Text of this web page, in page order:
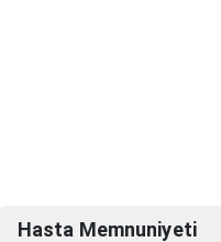
Hasta Memnuniyeti